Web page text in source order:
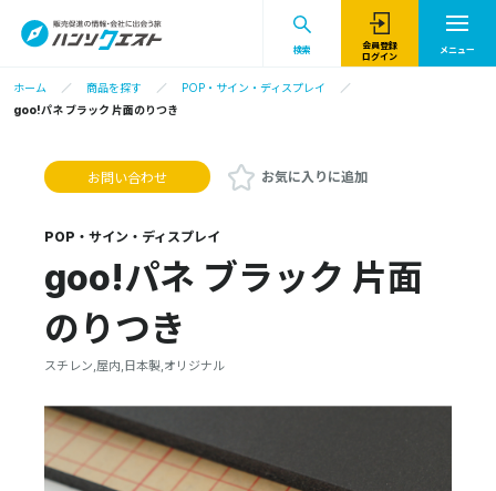
検索
会員登録
ログイン
メニュー
ホーム 商品を探す
POP・サイン・ディスプレイ
goo!パネ ブラック 片面のりつき
お問い合わせ お気に入りに追加
POP・サイン・ディスプレイ
goo!パネ ブラック 片面
のりつき
スチレン,屋内,日本製,オリジナル